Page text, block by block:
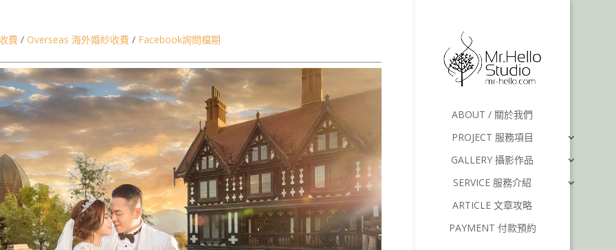
ABOUT / 關於我們
PROJECT 服務項目
GALLERY 攝影作品
SERVICE 服務介紹
ARTICLE 文章攻略
PAYMENT 付款預約
費 / Overseas 海外婚紗收費 / Facebook詢問檔期